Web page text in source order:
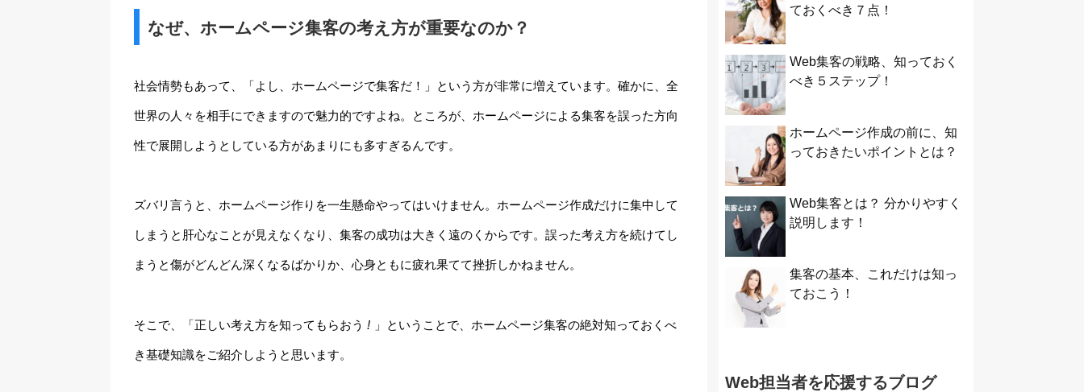
なぜ、ホームページ集客の考え方が重要なのか？
社会情勢もあって、「よし、ホームページで集客だ！」という方が非常に増えています。確かに、全
世界の人々を相手にできますので魅力的ですよね。ところが、ホームページによる集客を誤った方向
性で展開しようとしている方があまりにも多すぎるんです。
ズバリ言うと、ホームページ作りを一生懸命やってはいけません。ホームページ作成だけに集中して
しまうと肝心なことが見えなくなり、集客の成功は大きく遠のくからです。誤った考え方を続けてし
まうと傷がどんどん深くなるばかりか、心身ともに疲れ果てて挫折しかねません。
そこで、「正しい考え方を知ってもらおう ! 」ということで、ホームページ集客の絶対知っておくべ
き基礎知識をご紹介しようと思います。
ておくべき７点！
Web集客の戦略、知っておく
べき５ステップ！
ホームページ作成の前に、知
っておきたいポイントとは？
Web集客とは？ 分かりやすく
説明します！
集客の基本、これだけは知っ
ておこう！
Web担当者を応援するブログ